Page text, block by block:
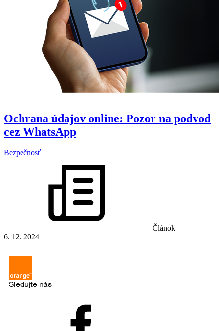
Ochrana údajov online: Pozor na podvod
cez WhatsApp
Bezpečnosť
Článok
6. 12. 2024
Sledujte nás